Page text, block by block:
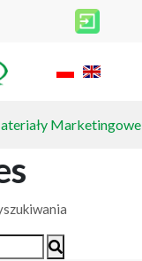
Marketingowe